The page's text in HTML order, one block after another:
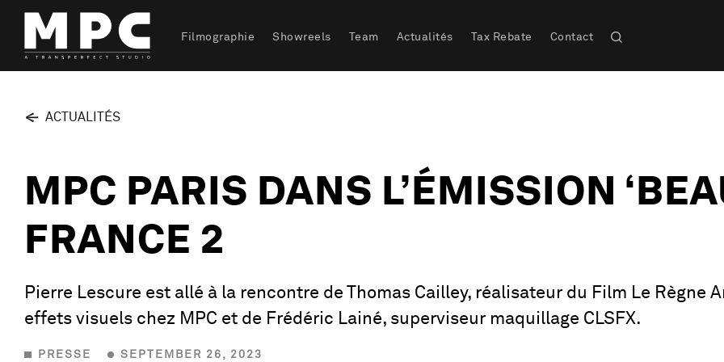
Filmographie Showreels Team Actualités Tax Rebate Contact
ACTUALITÉS
MPC PARIS DANS L’ÉMISSION
FRANCE 2
Pierre Lescure est allé à la rencontre de Thomas Cailley, réalisateur du Film Le Règne
effets visuels chez MPC et de Frédéric Lainé, superviseur maquillage CLSFX.
PRESSE SEPTEMBER 26, 2023